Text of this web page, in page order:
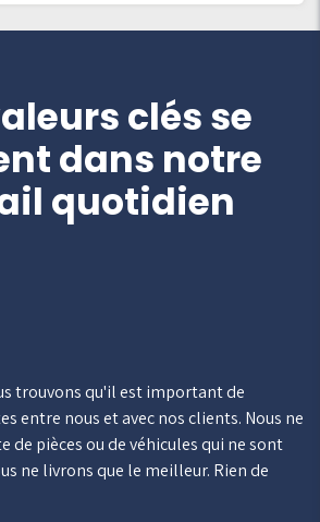
clés se
dans notre
quotidien
trouvons qu'il est important de
entre nous et avec nos clients. Nous ne
de pièces ou de véhicules qui ne sont
ne livrons que le meilleur. Rien de